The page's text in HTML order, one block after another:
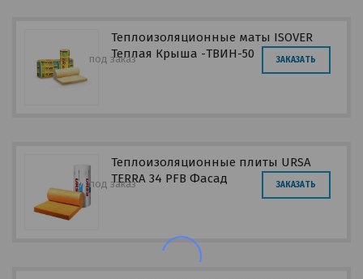
Теплоизоляционные маты ISOVER
Теплая Крыша -ТВИН-50
под заказ ЗАКАЗАТЬ
Теплоизоляционные плиты URSA
TERRA 34 PFB Фасад
под заказ ЗАКАЗАТЬ